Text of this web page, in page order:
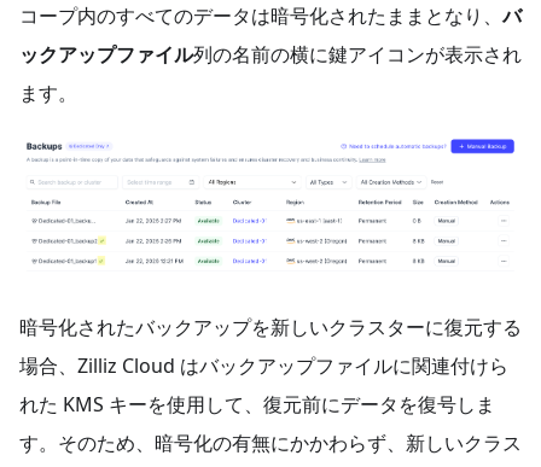
コープ内のすべてのデータは暗号化されたままとなり、バ
ックアップファイル列の名前の横に鍵アイコンが表示され
ます。
暗号化されたバックアップを新しいクラスターに復元する
場合、Zilliz Cloud はバックアップファイルに関連付けら
れた KMS キーを使用して、復元前にデータを復号しま
す。そのため、暗号化の有無にかかわらず、新しいクラス